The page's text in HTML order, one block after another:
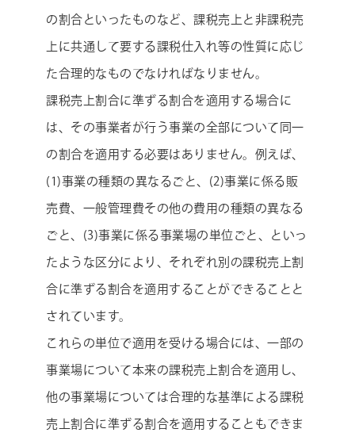
の割合といったものなど、課税売上と非課税売
上に共通して要する課税仕入れ等の性質に応じ
た合理的なものでなければなりません。
課税売上割合に準ずる割合を適用する場合に
は、その事業者が行う事業の全部について同一
の割合を適用する必要はありません。例えば、
(1)事業の種類の異なるごと、(2)事業に係る販
売費、一般管理費その他の費用の種類の異なる
ごと、(3)事業に係る事業場の単位ごと、といっ
たような区分により、それぞれ別の課税売上割
合に準ずる割合を適用することができることと
されています。
これらの単位で適用を受ける場合には、一部の
事業場について本来の課税売上割合を適用し、
他の事業場については合理的な基準による課税
売上割合に準ずる割合を適用することもできま